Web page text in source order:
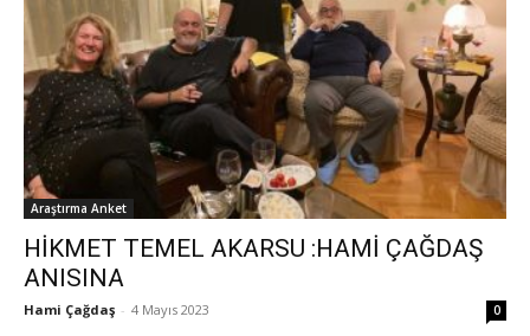
Araştırma Anket
HİKMET TEMEL AKARSU :HAMİ ÇAĞDAŞ
ANISINA
Hami Çağdaş - 4 Mayıs 2023 0